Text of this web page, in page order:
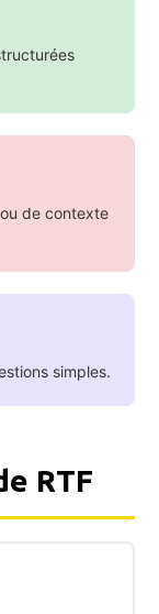
de contexte
simples.
RTF